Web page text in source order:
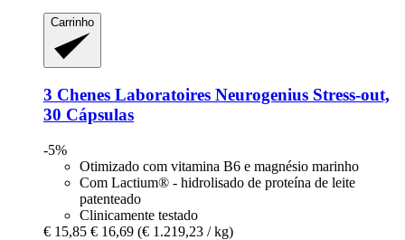
Carrinho
3 Chenes Laboratoires Neurogenius Stress-​out,
30 Cápsulas
-5%
Otimizado com vitamina B6 e magnésio marinho
Com Lactium® - hidrolisado de proteína de leite
patenteado
Clinicamente testado
€ 15,85 € 16,69 (€ 1.219,23 / kg)